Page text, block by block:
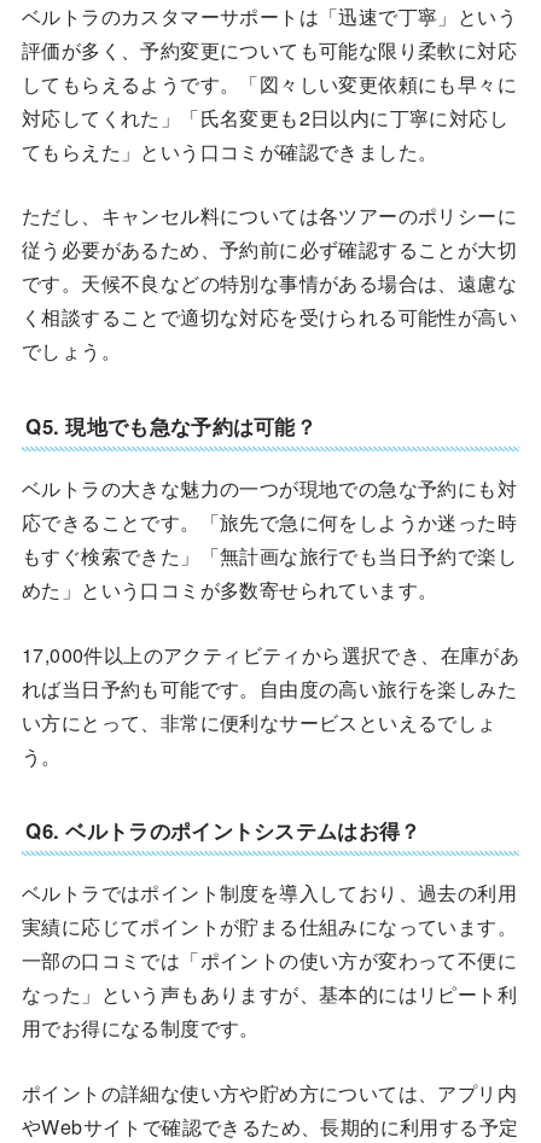
ベルトラのカスタマーサポートは「迅速で丁寧」という
評価が多く、予約変更についても可能な限り柔軟に対応
してもらえるようです。「図々しい変更依頼にも早々に
対応してくれた」「氏名変更も2日以内に丁寧に対応し
てもらえた」という口コミが確認できました。
ただし、キャンセル料については各ツアーのポリシーに
従う必要があるため、予約前に必ず確認することが大切
です。天候不良などの特別な事情がある場合は、遠慮な
く相談することで適切な対応を受けられる可能性が高い
でしょう。
Q5. 現地でも急な予約は可能？
ベルトラの大きな魅力の一つが現地での急な予約にも対
応できることです。「旅先で急に何をしようか迷った時
もすぐ検索できた」「無計画な旅行でも当日予約で楽し
めた」という口コミが多数寄せられています。
17,000件以上のアクティビティから選択でき、在庫があ
れば当日予約も可能です。自由度の高い旅行を楽しみた
い方にとって、非常に便利なサービスといえるでしょ
う。
Q6. ベルトラのポイントシステムはお得？
ベルトラではポイント制度を導入しており、過去の利用
実績に応じてポイントが貯まる仕組みになっています。
一部の口コミでは「ポイントの使い方が変わって不便に
なった」という声もありますが、基本的にはリピート利
用でお得になる制度です。
ポイントの詳細な使い方や貯め方については、アプリ内
やWebサイトで確認できるため、長期的に利用する予定